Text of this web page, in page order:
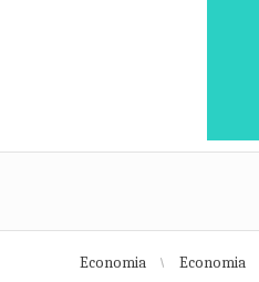
Economia Economia